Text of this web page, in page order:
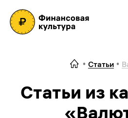
Статьи
Статьи из